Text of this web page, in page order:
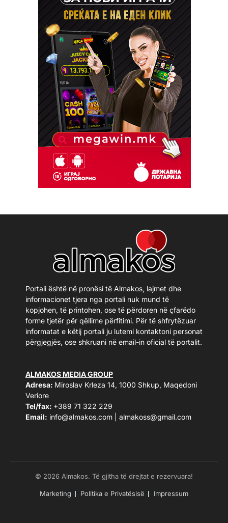
Portali është në pronësi të Almakos, lajmet dhe
informacionet tjera nga portali nuk mund të
kopjohen, të printohen, ose të përdoren në çfarëdo
forme tjetër për qëllime përfitimi. Për të shfrytëzuar
informatat e këtij portali ju lutemi kontaktoni personat
përgjegjës, ose shkruani në email-in oficial të portalit.
ALMAKOS MEDIA GROUP
Adresa: Miroslav Krleza 14, 1000 Shkup, Maqedoni
Veriore
Tel/fax: +389 71 322 229
Email: info@almakos.com almakoss@gmail.com
© 2026 Almakos. Të gjitha të drejtat e rezervuara!
Marketing Politika e Privatësisë Impressum